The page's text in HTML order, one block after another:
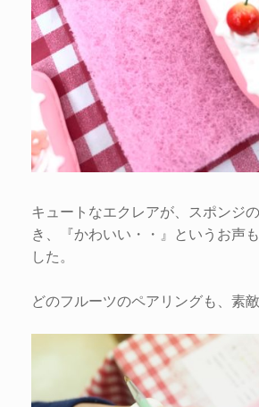
キュートなエクレアが、スポンジ
き、『かわいい・・』というお声
した。
どのフルーツのペアリングも、素敵